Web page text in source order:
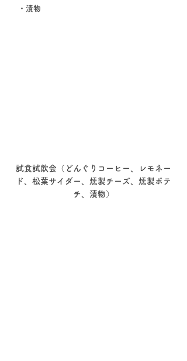
・漬物
試食試飲会（どんぐりコーヒー、レモネー
ド、松葉サイダー、燻製チーズ、燻製ポテ
チ、漬物）